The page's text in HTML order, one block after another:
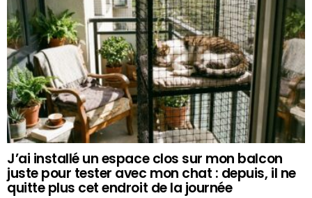
J’ai installé un espace clos sur mon balcon
juste pour tester avec mon chat : depuis, il ne
quitte plus cet endroit de la journée